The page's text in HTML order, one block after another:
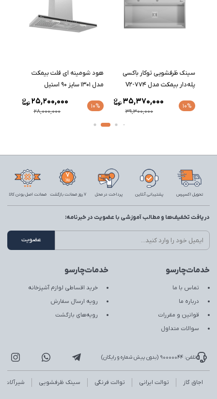
سینک ظرفشویی توکار باکسی
پله‌دار بیمکث مدل 774-V2
10%
39,300,000
35,370,000
هود شومینه ای فلت بیمکث
مدل 1301 سایز 90 استیل
10%
28,000,000
25,200,000
تحویل اکسپرس پشتیبانی آنلاین پرداخت در محل 7 روز ضمانت بازگشت ضمانت اصل بودن کالا
خدمات‌چارسو
تماس با ما
درباره ما
قوانین و مقررات
سوالات متداول
خدمات‌چارسو
خرید اقساطی لوازم آشپزخانه
رویه ارسال سفارش
رویه‌های بازگشت
دریافت تخفیف‌ها و مطالب آموزشی با عضویت در خبرنامه:
تلفن: 90000044 (بدون پیش شماره و رایگان)
اجاق گاز توالت ایرانی توالت فرنگی سینک ظرفشویی شیرآلات